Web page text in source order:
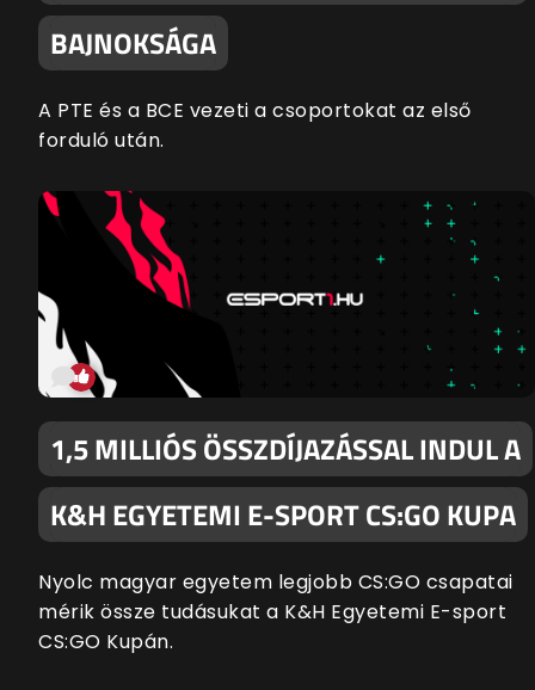
BAJNOKSÁGA
A PTE és a BCE vezeti a csoportokat az első
forduló után.
1,5 MILLIÓS ÖSSZDÍJAZÁSSAL INDUL A
K&H EGYETEMI E-SPORT CS:GO KUPA
Nyolc magyar egyetem legjobb CS:GO csapatai
mérik össze tudásukat a K&H Egyetemi E-sport
CS:GO Kupán.